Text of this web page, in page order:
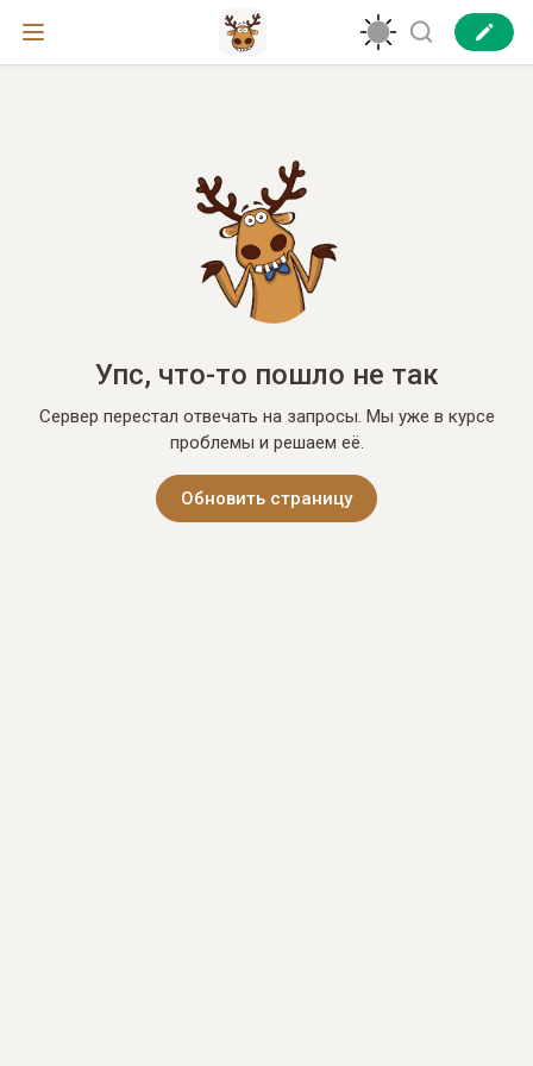
Упс, что-то пошло не так
Сервер перестал отвечать на запросы. Мы уже в курсе
проблемы и решаем её.
Обновить страницу